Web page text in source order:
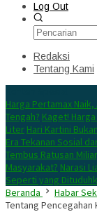
Log Out
Redaksi
Tentang Kami
Harga Pertamax
Tengah? Kaget!
Liter Hari Kartini
Era Tekanan Sosial
Tembus Ratusan
Masyarakat? Narasi
Seperti yang
Beranda
Habar
Tentang Pencegahan